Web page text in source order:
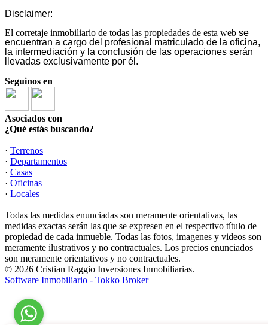
Disclaimer:
El corretaje inmobiliario de todas las propiedades de esta web se
encuentran a cargo del profesional matriculado de la oficina,
la intermediación y la conclusión de las operaciones serán
llevadas exclusivamente por él.
Seguinos en
Asociados con
¿Qué estás buscando?
· Terrenos
· Departamentos
· Casas
· Oficinas
· Locales
Todas las medidas enunciadas son meramente orientativas, las
medidas exactas serán las que se expresen en el respectivo título de
propiedad de cada inmueble. Todas las fotos, imagenes y videos son
meramente ilustrativos y no contractuales. Los precios enunciados
son meramente orientativos y no contractuales.
© 2026 Cristian Raggio Inversiones Inmobiliarias.
Software Inmobiliario - Tokko Broker